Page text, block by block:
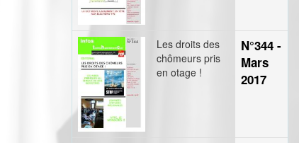
Les droits des
chômeurs pris
en otage !
N°344 -
Mars
2017